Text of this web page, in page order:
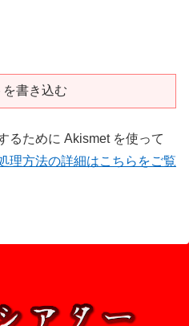
を書き込む
るために Akismet を使って
理方法の詳細はこちらをご覧